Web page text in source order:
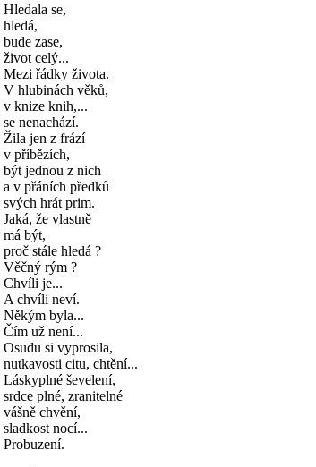
Hledala se,
hledá,
bude zase,
život celý...
Mezi řádky života.
V hlubinách věků,
v knize knih,...
se nenachází.
Žila jen z frází
v příbězích,
být jednou z nich
a v přáních předků
svých hrát prim.
Jaká, že vlastně
má být,
proč stále hledá ?
Věčný rým ?
Chvíli je...
A chvíli neví.
Někým byla...
Čím už není...
Osudu si vyprosila,
nutkavosti citu, chtění...
Láskyplné ševelení,
srdce plné, zranitelné
vášně chvění,
sladkost nocí...
Probuzení.